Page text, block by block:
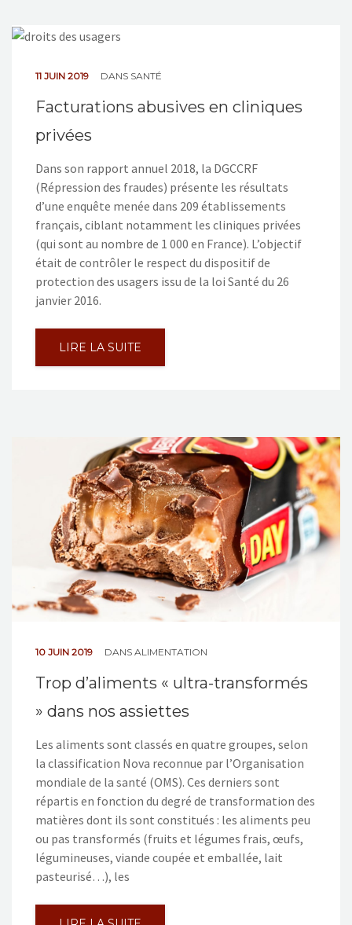
11 JUIN 2019 DANS SANTÉ
Facturations abusives en cliniques
privées
Dans son rapport annuel 2018, la DGCCRF
(Répression des fraudes) présente les résultats
d’une enquête menée dans 209 établissements
français, ciblant notamment les cliniques privées
(qui sont au nombre de 1 000 en France). L’objectif
était de contrôler le respect du dispositif de
protection des usagers issu de la loi Santé du 26
janvier 2016.
LIRE LA SUITE
10 JUIN 2019 DANS ALIMENTATION
Trop d’aliments « ultra-transformés
» dans nos assiettes
Les aliments sont classés en quatre groupes, selon
la classification Nova reconnue par l’Organisation
mondiale de la santé (OMS). Ces derniers sont
répartis en fonction du degré de transformation des
matières dont ils sont constitués : les aliments peu
ou pas transformés (fruits et légumes frais, œufs,
légumineuses, viande coupée et emballée, lait
pasteurisé…), les